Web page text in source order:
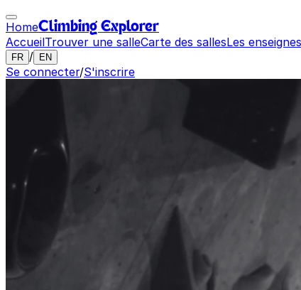
HomeClimbing Explorer
AccueilTrouver une salleCarte des sallesLes enseignes
FR / EN
Se connecter/S'inscrire